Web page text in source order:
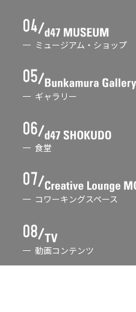
ミュージアム・ショップ
ギャラリー
食堂
コワーキングスペース
動画コンテンツ